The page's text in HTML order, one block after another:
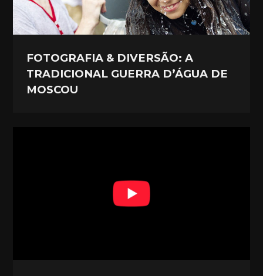
FOTOGRAFIA & DIVERSÃO: A
TRADICIONAL GUERRA D’ÁGUA DE
MOSCOU